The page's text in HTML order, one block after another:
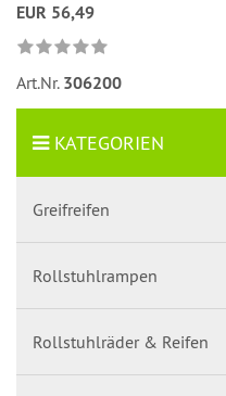
EUR 56,49
Art.Nr. 306200
KATEGORIEN
Greifreifen
Rollstuhlrampen
Rollstuhlräder & Reifen